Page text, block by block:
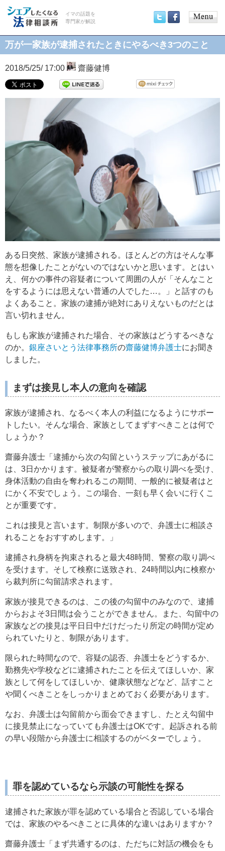
イマの話題を
専門家が解説
menu
万が一家族が逮捕されたときにやるべき3つのこと
2018/5/25/ 17:00 齋藤健博
ある日突然、家族が逮捕される。ほとんどの方はそんな事
態を想像したことがないのではないかと思います。とはい
え、何かの事件の容疑者について周囲の人が「そんなこと
をするようには思えない普通の人でした…。」と話すのも
よくあること。家族の逮捕が絶対にありえないものだとは
言い切れません。
もしも家族が逮捕された場合、その家族はどうするべきな
のか。 銀座さいとう法律事務所の齋藤健博弁護士にお聞き
しました。
まずは接見し本人の意向を確認
家族が逮捕され、なるべく本人の利益になるようにサポー
トしたい。そんな場合、家族としてまずすべきことは何で
しょうか？
齋藤弁護士「逮捕から次の勾留というステップにあがるに
は、3日かかります。被疑者が警察からの取り調べを受け、
身体活動の自由を奪われるこの期間、一般的に被疑者はと
にかく不安でしょう。この場合、一刻も早く会いに行くこ
とが重要です。
これは接見と言います。制限が多いので、弁護士に相談さ
れることをおすすめします。」
逮捕され身柄を拘束されると最大48時間、警察の取り調べ
を受けます。そして検察に送致され、24時間以内に検察か
ら裁判所に勾留請求されます。
家族が接見できるのは、この後の勾留中のみなので、逮捕
からおよそ3日間は会うことができません。また、勾留中の
家族などの接見は平日日中だけだったり所定の時間が定め
られていたりと、制限があります。
限られた時間なので、容疑の認否、弁護士をどうするか、
勤務先や学校などに逮捕されたことを伝えてほしいか、家
族として何をしてほしいか、健康状態などなど、話すこと
や聞くべきことをしっかりまとめておく必要があります。
なお、弁護士は勾留前から面会できますし、たとえ勾留中
に接見禁止になっていても弁護士はOKです。起訴される前
の早い段階から弁護士に相談するのがベターでしょう。
罪を認めているなら示談の可能性を探る
逮捕された家族が罪を認めている場合と否認している場合
では、家族のやるべきことに具体的な違いはありますか？
齋藤弁護士「まず共通するのは、ただちに対話の機会をも